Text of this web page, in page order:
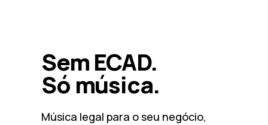
Sem ECAD.
Só música.
Música legal para o seu negócio,